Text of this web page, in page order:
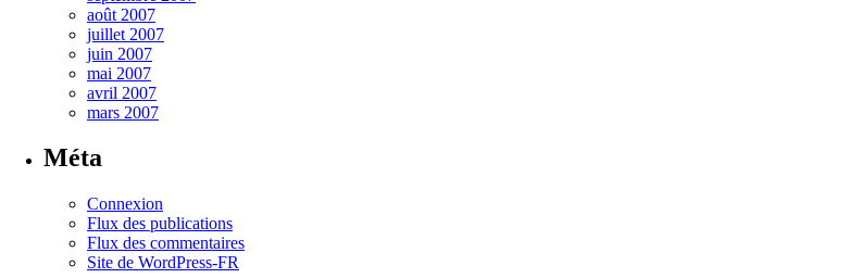
août 2007
juillet 2007
juin 2007
mai 2007
avril 2007
mars 2007
Méta
Connexion
Flux des publications
Flux des commentaires
Site de WordPress-FR